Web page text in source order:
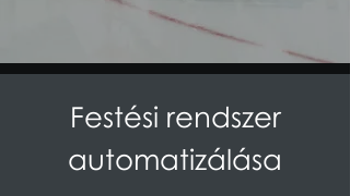
Festési rendszer
automatizálása